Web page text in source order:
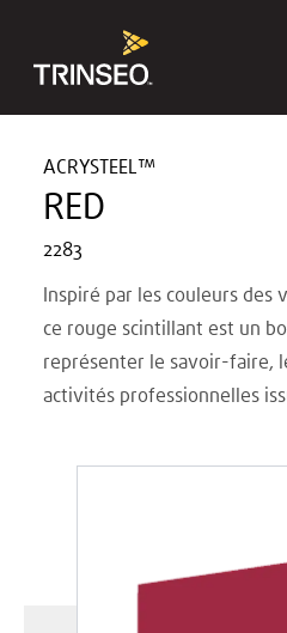
ACRYSTEEL™
RED
2283
Inspiré par les couleurs
ce rouge scintillant est un
représenter le savoir-faire,
activités professionnelles